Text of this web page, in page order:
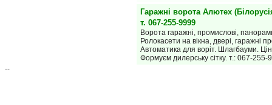
Гаражні ворота Алютех
т. 067-255-9999
Ворота гаражні, промислові,
Ролокасети на вікна, двері, гаражні
Автоматика для воріт. Шлагбауми.
Формуєм дилерську сітку. т.: 067-255-
--